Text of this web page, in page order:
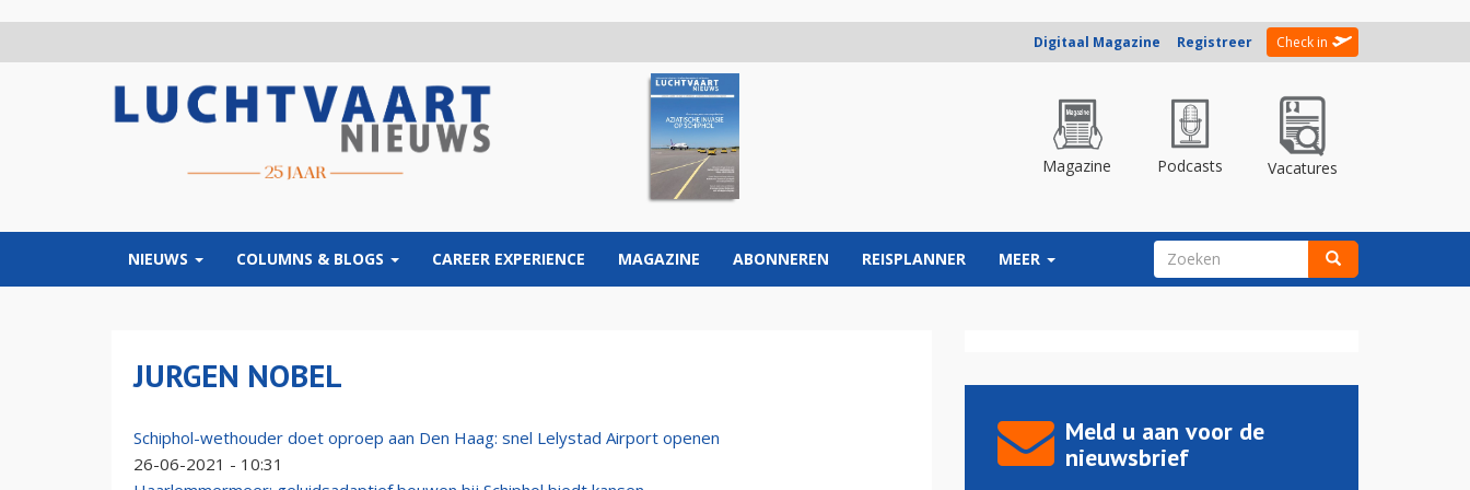
Digitaal Magazine Registreer Check in
Magazine Podcasts Vacatures
NIEUWS COLUMNS & BLOGS CAREER EXPERIENCE MAGAZINE ABONNEREN REISPLANNER MEER ZOEKVELD
JURGEN NOBEL
Schiphol-wethouder doet oproep aan Den Haag: snel Lelystad Airport openen
26-06-2021 - 10:31
Meld u aan voor de
nieuwsbrief